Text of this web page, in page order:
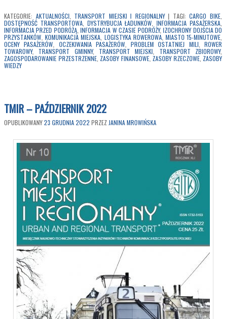
KATEGORIE: AKTUALNOŚCI, TRANSPORT MIEJSKI I REGIONALNY | TAGI: CARGO BIKE,
DOSTĘPNOŚĆ TRANSPORTOWA, DYSTRYBUCJA ŁADUNKÓW,INFORMACJA PASAŻERSKA,
INFORMACJA PRZED PODRÓŻĄ,INFORMACJA W CZASIE PODRÓŻY,IZOCHRONY DOJŚCIA DO
PRZYSTANKÓW,KOMUNIKACJA MIEJSKA, LOGISTYKA ROWEROWA, MIASTO 15-MINUTOWE,
OCENY PASAŻERÓW, OCZEKIWANIA PASAŻERÓW,PROBLEM OSTATNIEJ MILI,ROWER
TOWAROWY, TRANSPORT GMINNY, TRANSPORT MIEJSKI, TRANSPORT ZBIOROWY,
ZAGOSPODAROWANIE PRZESTRZENNE, ZASOBY FINANSOWE, ZASOBY RZECZOWE, ZASOBY
WIEDZY
TMIR – PAŹDZIERNIK 2022
OPUBLIKOWANY23 GRUDNIA 2022 PRZEZ JANINA MROWIŃSKA